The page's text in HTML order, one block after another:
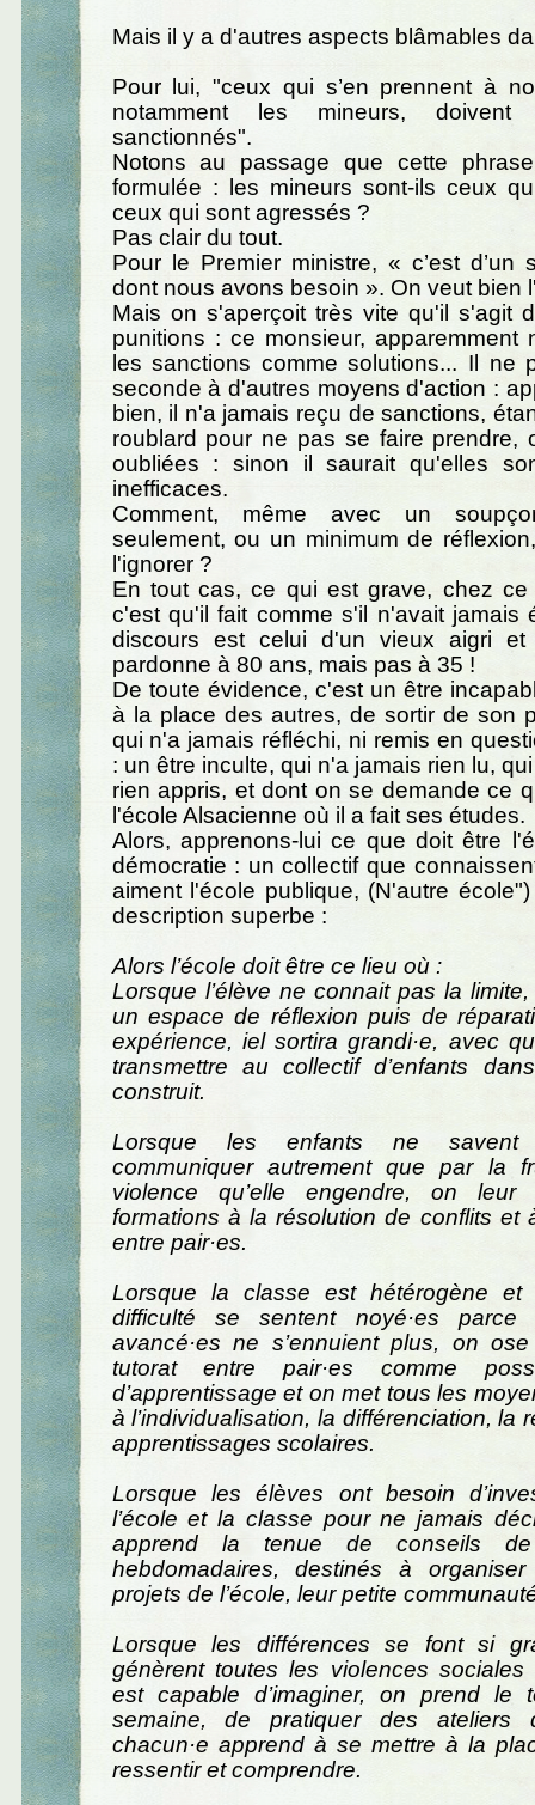
Mais il y a d'autres aspects blâmables
Pour lui, "ceux qui s’en prennent à
notamment les mineurs, doivent
sanctionnés".
Notons au passage que cette
formulée : les mineurs sont-ils ceux
ceux qui sont agressés ?
Pas clair du tout.
Pour le Premier ministre, « c’est d’un
dont nous avons besoin ». On veut bien
Mais on s'aperçoit très vite qu'il s'agit
punitions : ce monsieur, apparemment
les sanctions comme solutions... Il ne
seconde à d'autres moyens d'action :
bien, il n'a jamais reçu de sanctions,
roublard pour ne pas se faire prendre,
oubliées : sinon il saurait qu'elles
inefficaces.
Comment, même avec un
seulement, ou un minimum de
l'ignorer ?
En tout cas, ce qui est grave, chez ce
c'est qu'il fait comme s'il n'avait jamais
discours est celui d'un vieux aigri et
pardonne à 80 ans, mais pas à 35 !
De toute évidence, c'est un être
à la place des autres, de sortir de son
qui n'a jamais réfléchi, ni remis en
: un être inculte, qui n'a jamais rien lu,
rien appris, et dont on se demande ce
l'école Alsacienne où il a fait ses études.
Alors, apprenons-lui ce que doit être
démocratie : un collectif que
aiment l'école publique, (N'autre
description superbe :
Alors l’école doit être ce lieu où :
Lorsque l’élève ne connait pas la
un espace de réflexion puis de
expérience, iel sortira grandi·e, avec
transmettre au collectif d’enfants
construit.
Lorsque les enfants ne savent
communiquer autrement que par la
violence qu’elle engendre, on leur
formations à la résolution de conflits et
entre pair·es.
Lorsque la classe est hétérogène
difficulté se sentent noyé·es
avancé·es ne s’ennuient plus, on
tutorat entre pair·es comme
d’apprentissage et on met tous les
à l’individualisation, la différenciation, la
apprentissages scolaires.
Lorsque les élèves ont besoin
l’école et la classe pour ne jamais
apprend la tenue de conseils de
hebdomadaires, destinés à
projets de l’école, leur petite
Lorsque les différences se font si
génèrent toutes les violences sociales
est capable d’imaginer, on prend le
semaine, de pratiquer des ateliers
chacun·e apprend à se mettre à la
ressentir et comprendre.